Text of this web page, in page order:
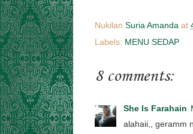
Nukilan Suria Amanda at
Labels: MENU SEDAP
8 comments:
She Is Farahain
alahaii,, geramm